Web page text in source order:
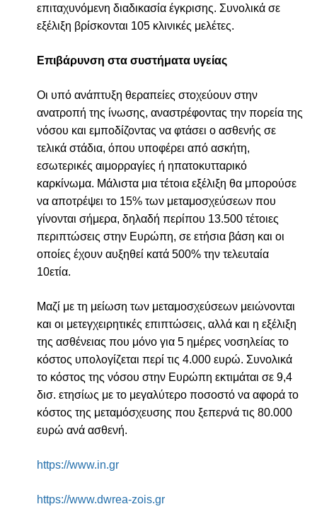
επιταχυνόμενη διαδικασία έγκρισης. Συνολικά σε
εξέλιξη βρίσκονται 105 κλινικές μελέτες.
Επιβάρυνση στα συστήματα υγείας
Οι υπό ανάπτυξη θεραπείες στοχεύουν στην
ανατροπή της ίνωσης, αναστρέφοντας την πορεία της
νόσου και εμποδίζοντας να φτάσει ο ασθενής σε
τελικά στάδια, όπου υποφέρει από ασκήτη,
εσωτερικές αιμορραγίες ή ηπατοκυτταρικό
καρκίνωμα. Μάλιστα μια τέτοια εξέλιξη θα μπορούσε
να αποτρέψει το 15% των μεταμοσχεύσεων που
γίνονται σήμερα, δηλαδή περίπου 13.500 τέτοιες
περιπτώσεις στην Ευρώπη, σε ετήσια βάση και οι
οποίες έχουν αυξηθεί κατά 500% την τελευταία
10ετία.
Μαζί με τη μείωση των μεταμοσχεύσεων μειώνονται
και οι μετεγχειρητικές επιπτώσεις, αλλά και η εξέλιξη
της ασθένειας που μόνο για 5 ημέρες νοσηλείας το
κόστος υπολογίζεται περί τις 4.000 ευρώ. Συνολικά
το κόστος της νόσου στην Ευρώπη εκτιμάται σε 9,4
δισ. ετησίως με το μεγαλύτερο ποσοστό να αφορά το
κόστος της μεταμόσχευσης που ξεπερνά τις 80.000
ευρώ ανά ασθενή.
https://www.in.gr
https://www.dwrea-zois.gr